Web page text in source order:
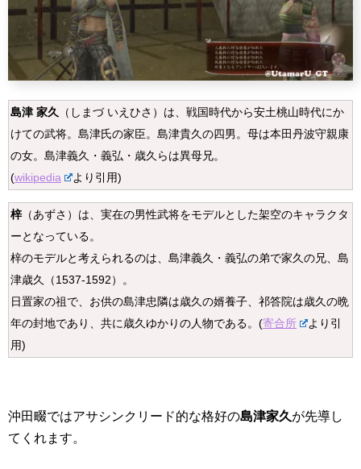
島津 家久 （しまづ いえひさ）は、戦国時代から安土桃山時代にか
けての武将。島津氏の家臣。島津貴久の四男。母は本田丹波守親康
の女。島津義久・義弘・歳久らは異母兄。
(wikipedia より引用)
梓（あずさ）は、実在の男性武将をモデルとした架空のキャラクタ
ーとなっている。
梓のモデルと考えられるのは、島津義久・義弘の弟で家久の兄、島
津歳久（1537-1592）。
日置家の祖で、お供の島津忠隣は歳久の婿養子、祁答院は歳久の晩
年の封地であり、共に歳久ゆかりの人物である。(寄合所
より引
用)
沖田畷ではアサシンクリード的な格好の島津家久が先導し
てくれます。